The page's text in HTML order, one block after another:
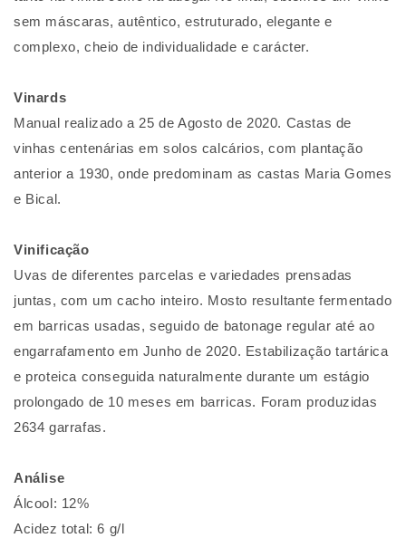
sem máscaras, autêntico, estruturado, elegante e
complexo, cheio de individualidade e carácter.
Vinards
Manual realizado a 25 de Agosto de 2020. Castas de
vinhas centenárias em solos calcários, com plantação
anterior a 1930, onde predominam as castas Maria Gomes
e Bical.
Vinificação
Uvas de diferentes parcelas e variedades prensadas
juntas, com um cacho inteiro. Mosto resultante fermentado
em barricas usadas, seguido de batonage regular até ao
engarrafamento em Junho de 2020. Estabilização tartárica
e proteica conseguida naturalmente durante um estágio
prolongado de 10 meses em barricas. Foram produzidas
2634 garrafas.
Análise
Álcool: 12%
Acidez total: 6 g/l